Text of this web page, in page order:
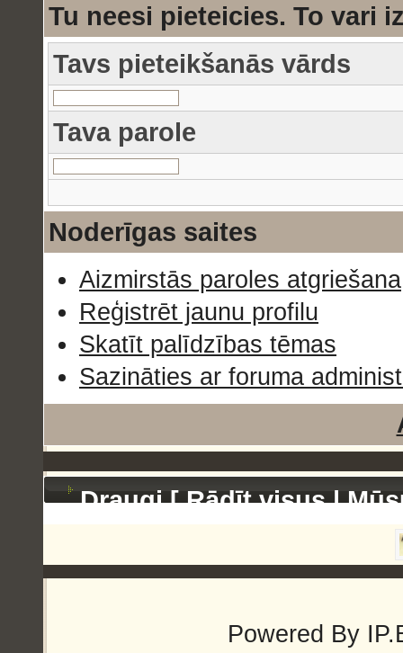
Tu neesi pieteicies. To vari
Tavs pieteikšanās vārds
Tava parole
Noderīgas saites
Aizmirstās paroles atgriešana
Reģistrēt jaunu profilu
Skatīt palīdzības tēmas
Sazināties ar foruma
Draugi [Rādīt visus|
Powered By